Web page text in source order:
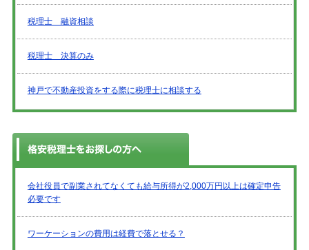
税理士 融資相談
税理士 決算のみ
神戸で不動産投資をする際に税理士に相談する
会社役員で副業されてなくても給与所得が2,000万円以上は確定申告
必要です
ワーケーションの費用は経費で落とせる？